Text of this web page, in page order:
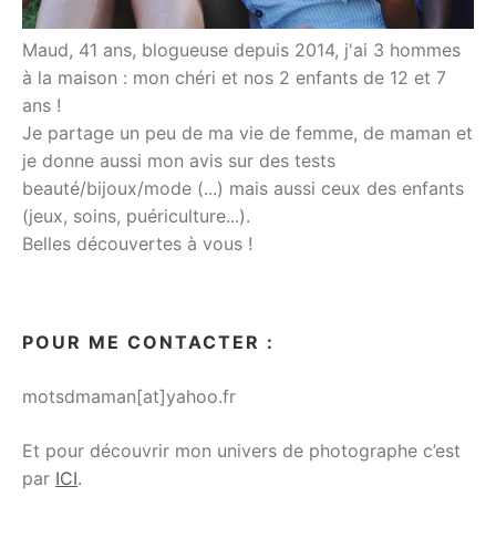
Maud, 41 ans, blogueuse depuis 2014, j'ai 3 hommes
à la maison : mon chéri et nos 2 enfants de 12 et 7
ans !
Je partage un peu de ma vie de femme, de maman et
je donne aussi mon avis sur des tests
beauté/bijoux/mode (...) mais aussi ceux des enfants
(jeux, soins, puériculture...).
Belles découvertes à vous !
POUR ME CONTACTER :
motsdmaman[at]yahoo.fr
Et pour découvrir mon univers de photographe c’est
par ICI.